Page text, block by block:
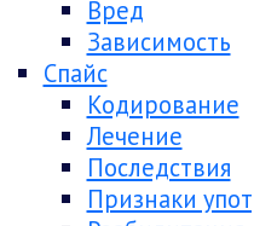
Вред
Зависимость
Спайс
Кодирование
Лечение
Последствия
Признаки